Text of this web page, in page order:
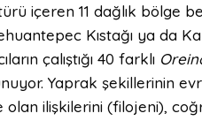
içeren 11 dağlık bölge
Kıstağı ya da
çalıştığı 40 farklı
Yaprak şekillerinin
ilişkilerini (filojeni),